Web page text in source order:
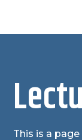
This is a